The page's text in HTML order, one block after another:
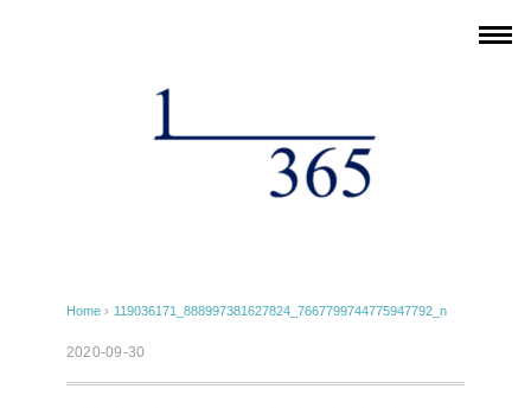
Home › 119036171_888997381627824_7667799744775947792_n
2020-09-30